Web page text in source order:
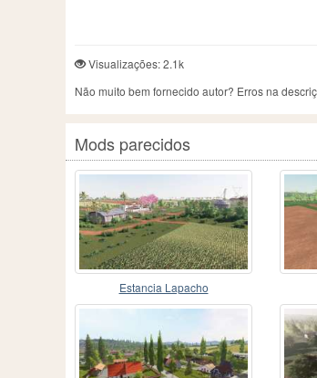
Visualizações: 2.1k
Não muito bem fornecido autor? Erros na
Mods parecidos
Estancia Lapacho